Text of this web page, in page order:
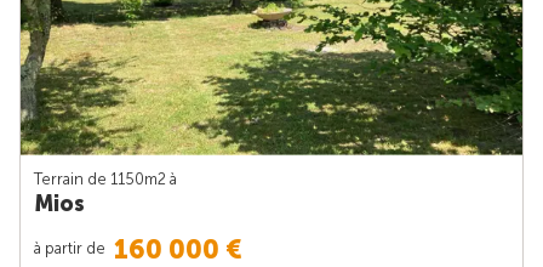
Terrain de 1150m2 à
Mios
à partir de 160 000 €